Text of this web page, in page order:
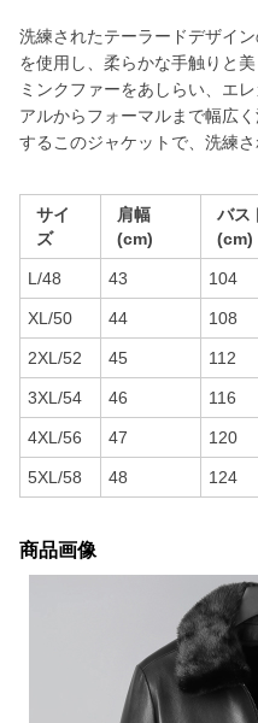
洗練されたテーラードデザイ
を使用し、柔らかな手触りと
ミンクファーをあしらい、エ
アルからフォーマルまで幅広
するこのジャケットで、洗練
サイ
ズ
肩幅
(cm)
バス
(cm)
L/48 43 104
XL/50 44 108
2XL/52 45 112
3XL/54 46 116
4XL/56 47 120
5XL/58 48 124
商品画像